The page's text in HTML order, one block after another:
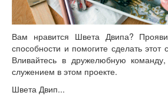
Вам нравится Швета Двипа?
способности и помогите сделать
Вливайтесь в дружелюбную команду,
служением в этом проекте.
Швета Двип...